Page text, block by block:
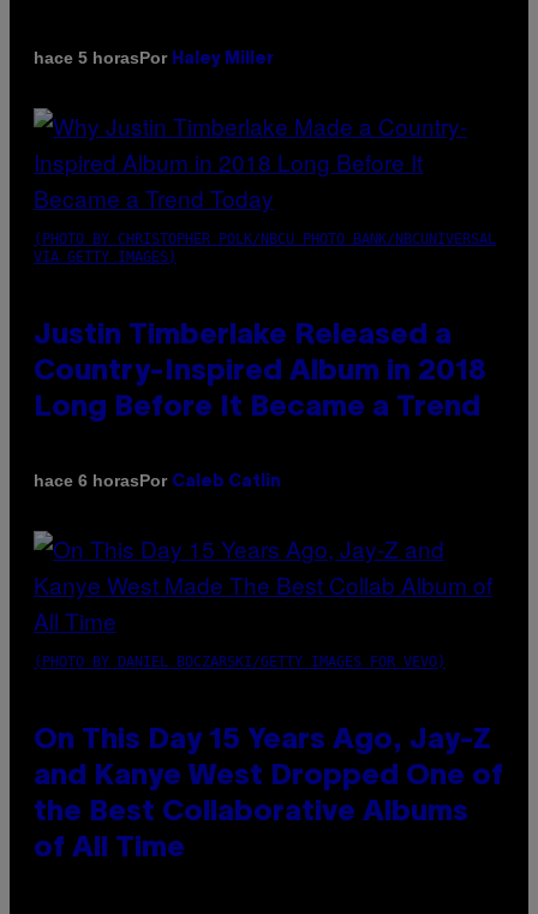
hace 5 horasPor Haley Miller
(PHOTO BY CHRISTOPHER POLK/NBCU PHOTO BANK/NBCUNIVERSAL
VIA GETTY IMAGES)
Justin Timberlake Released a
Country-Inspired Album in 2018
Long Before It Became a Trend
hace 6 horasPor Caleb Catlin
(PHOTO BY DANIEL BOCZARSKI/GETTY IMAGES FOR VEVO)
On This Day 15 Years Ago, Jay-Z
and Kanye West Dropped One of
the Best Collaborative Albums
of All Time